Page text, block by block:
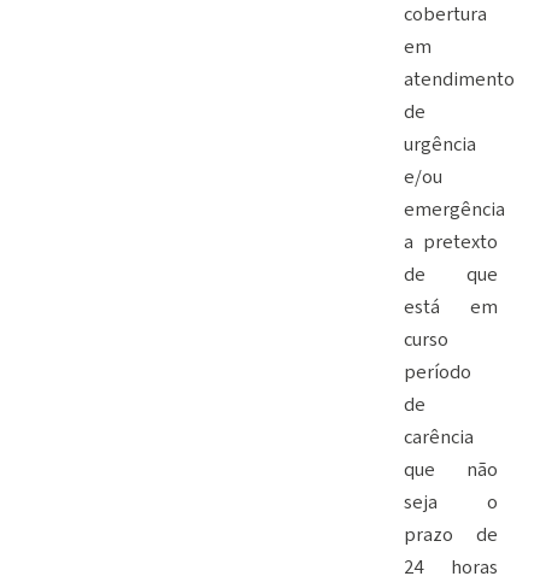
cobertura
em
atendimento
de
urgência
e/ou
emergência
a pretexto
de que
está em
curso
período
de
carência
que não
seja o
prazo de
24 horas